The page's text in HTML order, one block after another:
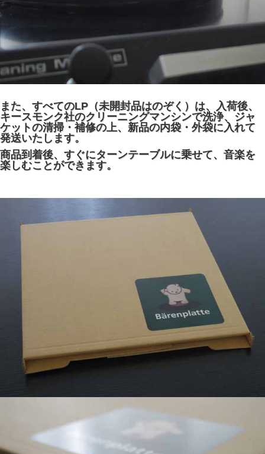
また、すべてのLP（未開封品はのぞく）は、入荷後、
キースモンク社のクリーニングマンシンで洗浄、ジャ
ケットの清掃・補修の上、新品の内袋・外袋に入れて
発送いたします。
商品到着後、すぐにターンテーブルに乗せて、音楽を
楽しむことができます。